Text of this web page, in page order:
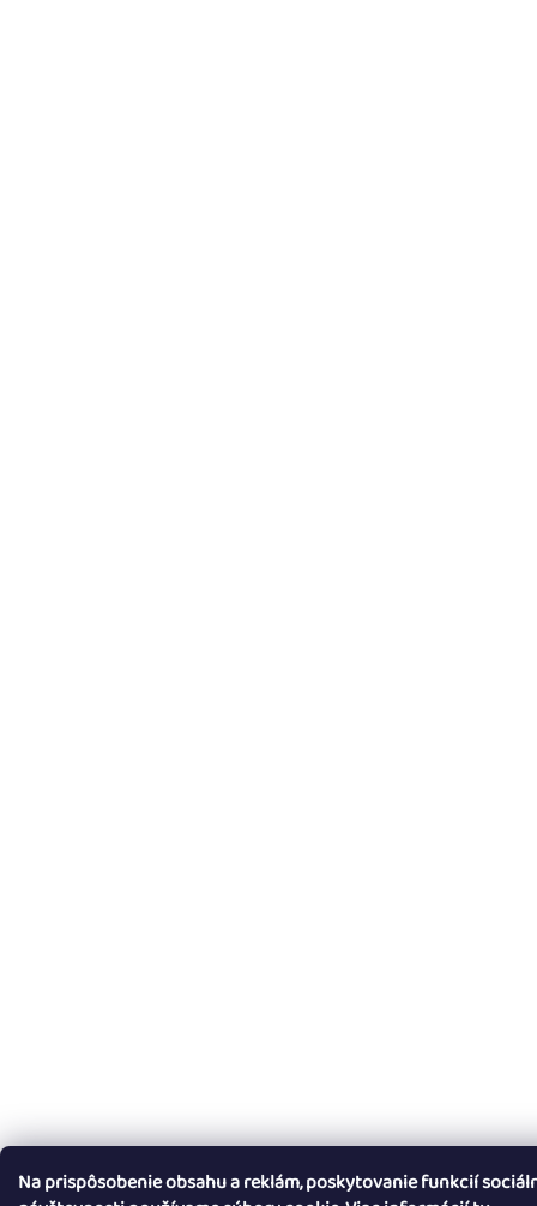
Na prispôsobenie obsahu a reklám, poskytovanie funkcií